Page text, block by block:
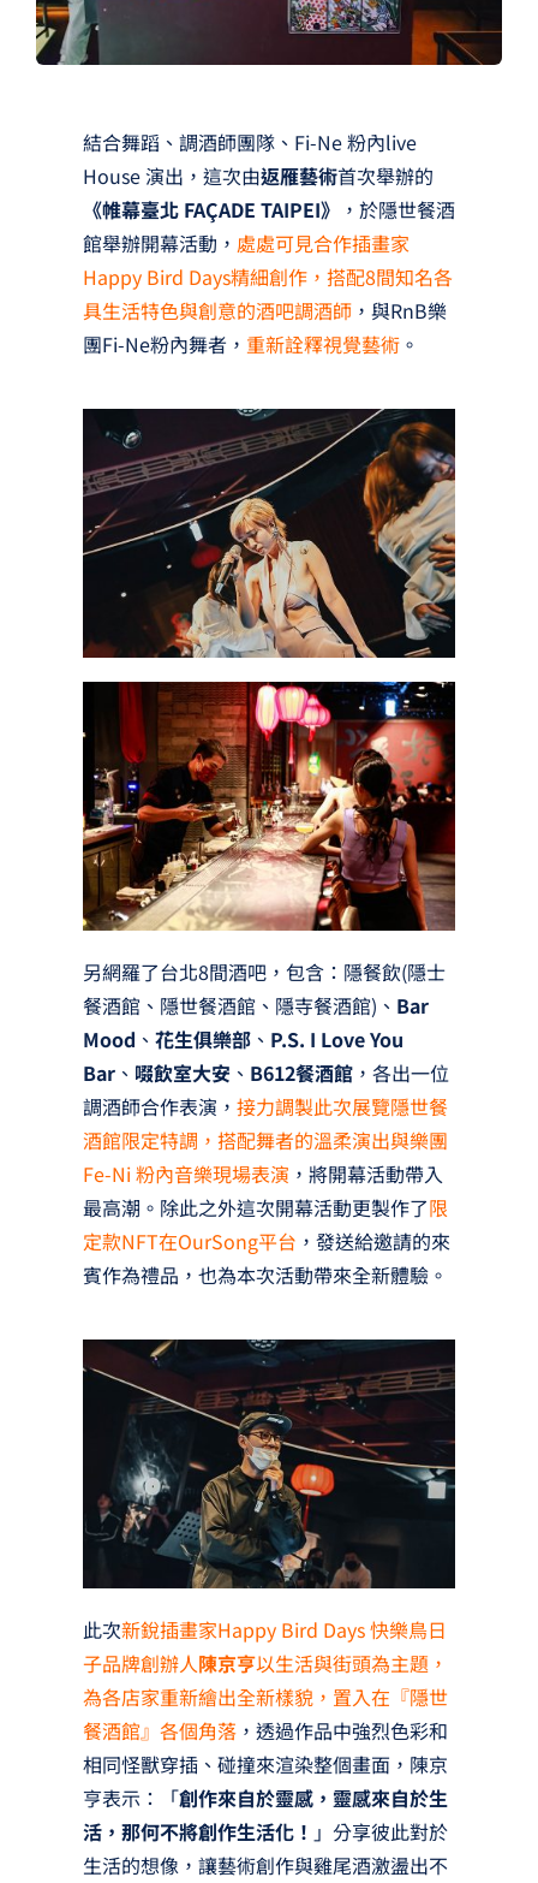
結合舞蹈、調酒師團隊、Fi-Ne 粉內live
House 演出，這次由返雁藝術首次舉辦的
《帷幕臺北 FAÇADE TAIPEI》 ，於隱世餐酒
館舉辦開幕活動， 處處可見合作插畫家
Happy Bird Days精細創作，搭配8間知名各
具生活特色與創意的酒吧調酒師，與RnB樂
團Fi-Ne粉內舞者， 重新詮釋視覺藝術。
另網羅了台北8間酒吧，包含：隱餐飲(隱士
餐酒館、隱世餐酒館、隱寺餐酒館)、 Bar
Mood 、 花生俱樂部、 P.S. I Love You
Bar、 啜飲室大安、 B612餐酒館，各出一位
調酒師合作表演， 接力調製此次展覽隱世餐
酒館限定特調，搭配舞者的溫柔演出與樂團
Fe-Ni 粉內音樂現場表演 ，將開幕活動帶入
最高潮。除此之外這次開幕活動更製作了限
定款NFT在OurSong平台 ，發送給邀請的來
賓作為禮品，也為本次活動帶來全新體驗。
此次新銳插畫家Happy Bird Days 快樂鳥日
子品牌創辦人陳京亨以生活與街頭為主題，
為各店家重新繪出全新樣貌，置入在『隱世
餐酒館』各個角落，透過作品中強烈色彩和
相同怪獸穿插、碰撞來渲染整個畫面，陳京
亨表示：「創作來自於靈感，靈感來自於生
活，那何不將創作生活化！ 」分享彼此對於
生活的想像，讓藝術創作與雞尾酒激盪出不